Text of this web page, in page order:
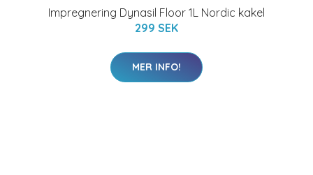
Impregnering Dynasil Floor 1L Nordic kakel
299 SEK
MER INFO!